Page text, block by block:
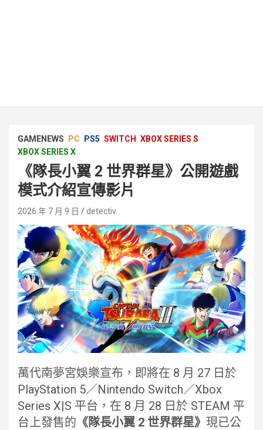
GAMENEWS PC PS5 SWITCH XBOX SERIES S
XBOX SERIES X
《隊長小翼 2 世界群星》公開遊戲
模式介紹宣傳影片
2026 年 7 月 9 日 detectiv
萬代南夢宮娛樂宣布，即將在 8 月 27 日於
PlayStation 5／Nintendo Switch／Xbox
Series X|S 平台，在 8 月 28 日於 STEAM 平
台上發售的 《隊長小翼 2 世界群星》 現已公